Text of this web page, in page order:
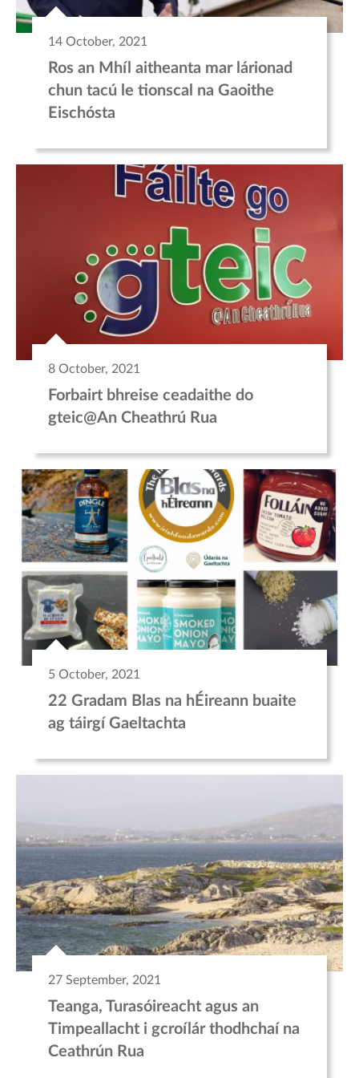
14 October, 2021
Ros an Mhíl aitheanta mar lárionad
chun tacú le tionscal na Gaoithe
Eischósta
8 October, 2021
Forbairt bhreise ceadaithe do
gteic@An Cheathrú Rua
5 October, 2021
22 Gradam Blas na hÉireann buaite
ag táirgí Gaeltachta
27 September, 2021
Teanga, Turasóireacht agus an
Timpeallacht i gcroílár thodhchaí na
Ceathrún Rua